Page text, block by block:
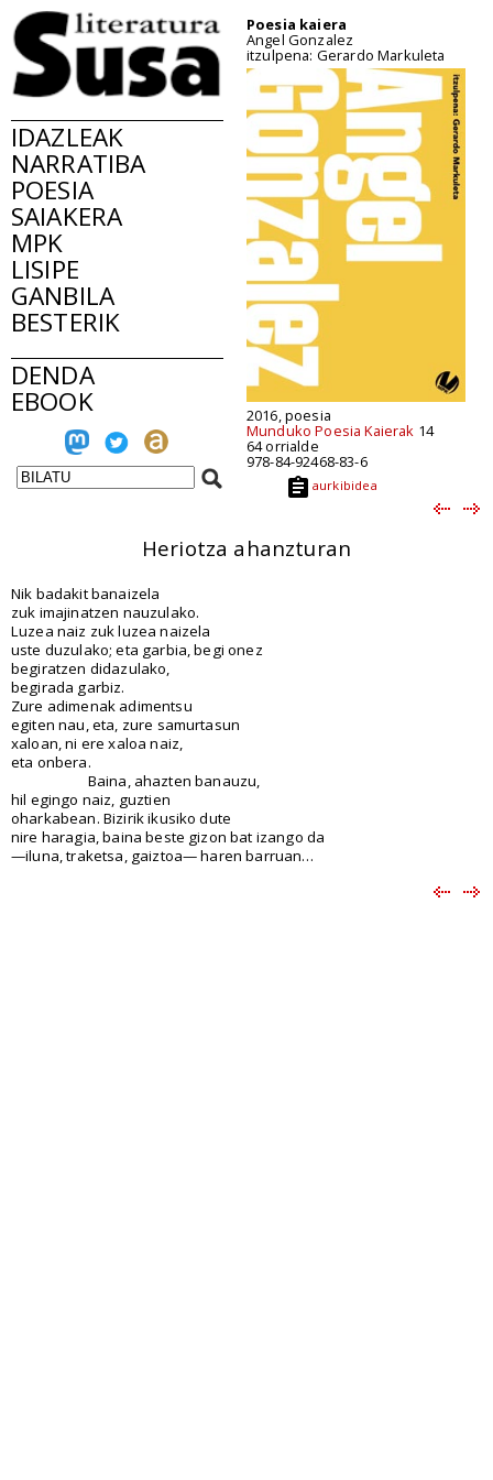
IDAZLEAK
NARRATIBA
POESIA
SAIAKERA
MPK
LISIPE
GANBILA
BESTERIK
DENDA
EBOOK
Poesia kaiera
Angel Gonzalez
itzulpena: Gerardo Markuleta
2016, poesia
Munduko Poesia Kaierak 14
64 orrialde
978-84-92468-83-6
aurkibidea
Heriotza ahanzturan
Nik badakit banaizela
zuk imajinatzen nauzulako.
Luzea naiz zuk luzea naizela
uste duzulako; eta garbia, begi onez
begiratzen didazulako,
begirada garbiz.
Zure adimenak adimentsu
egiten nau, eta, zure samurtasun
xaloan, ni ere xaloa naiz,
eta onbera.
Baina, ahazten banauzu,
hil egingo naiz, guztien
oharkabean. Bizirik ikusiko dute
nire haragia, baina beste gizon bat izango da
—iluna, traketsa, gaiztoa— haren barruan…